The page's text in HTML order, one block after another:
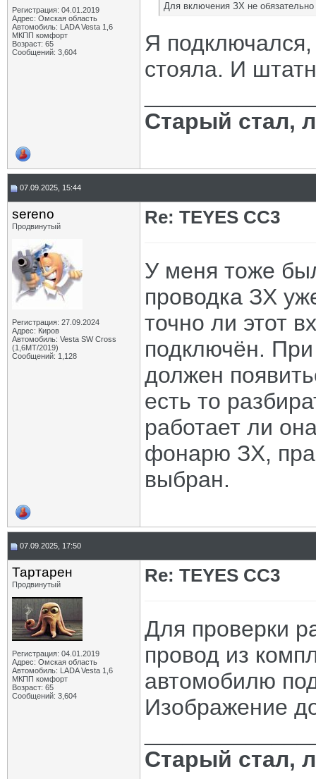
Регистрация: 04.01.2019
Адрес: Омская область
Автомобиль: LADA Vesta 1,6
МКПП комфорт
Возраст: 65
Сообщений: 3,604
Для включения ЗХ не
Я подключался,
стояла. И
Старый стал,
07.09.2025, 15:44
sereno
Продвинутый
Регистрация: 27.09.2024
Адрес: Киров
Автомобиль: Vesta SW Cross
(1,6МТ/2019)
Сообщений: 1,128
Re: TEYES CC3
У меня тоже
проводка ЗХ
точно ли этот
подключён.
должен
есть то
работает ли
фонарю ЗХ,
выбран.
07.09.2025, 17:50
Тартарен
Продвинутый
Регистрация: 04.01.2019
Адрес: Омская область
Автомобиль: LADA Vesta 1,6
МКПП комфорт
Возраст: 65
Сообщений: 3,604
Re: TEYES CC3
Для проверки
провод из
автомобилю
Изображение
Старый стал,